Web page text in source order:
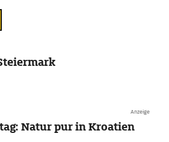
Anzeige
Natur pur in Kroatien